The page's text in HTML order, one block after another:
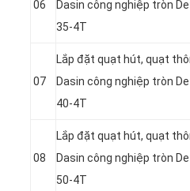
06
Dasin công nghiệp tròn
35-4T
07
Lắp đặt quạt hút, quạt
Dasin công nghiệp tròn
40-4T
08
Lắp đặt quạt hút, quạt
Dasin công nghiệp tròn
50-4T